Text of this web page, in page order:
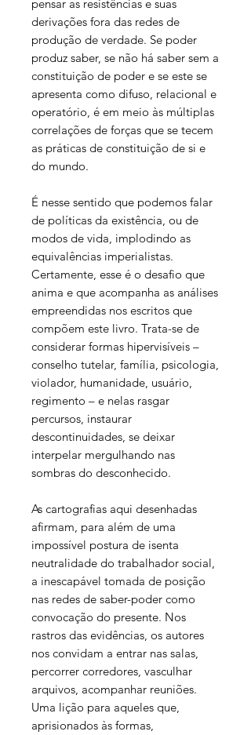
pensar as resistências e suas
derivações fora das redes de
produção de verdade. Se poder
produz saber, se não há saber sem a
constituição de poder e se este se
apresenta como difuso, relacional e
operatório, é em meio às múltiplas
correlações de forças que se tecem
as práticas de constituição de si e
do mundo.
É nesse sentido que podemos falar
de políticas da existência, ou de
modos de vida, implodindo as
equivalências imperialistas.
Certamente, esse é o desafio que
anima e que acompanha as análises
empreendidas nos escritos que
compõem este livro. Trata-se de
considerar formas hipervisíveis –
conselho tutelar, família, psicologia,
violador, humanidade, usuário,
regimento – e nelas rasgar
percursos, instaurar
descontinuidades, se deixar
interpelar mergulhando nas
sombras do desconhecido.
As cartografias aqui desenhadas
afirmam, para além de uma
impossível postura de isenta
neutralidade do trabalhador social,
a inescapável tomada de posição
nas redes de saber-poder como
convocação do presente. Nos
rastros das evidências, os autores
nos convidam a entrar nas salas,
percorrer corredores, vasculhar
arquivos, acompanhar reuniões.
Uma lição para aqueles que,
aprisionados às formas,